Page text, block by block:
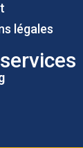
légales